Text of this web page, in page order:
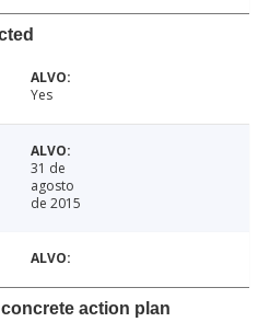
Yes
31 de
agosto
de 2015
action plan